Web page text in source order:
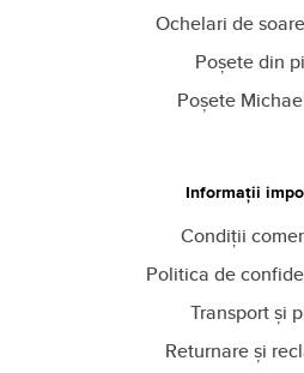
Ochelari de
Poșete din
Poșete
Informații
Condiții
Politica de
Transport și
Returnare și